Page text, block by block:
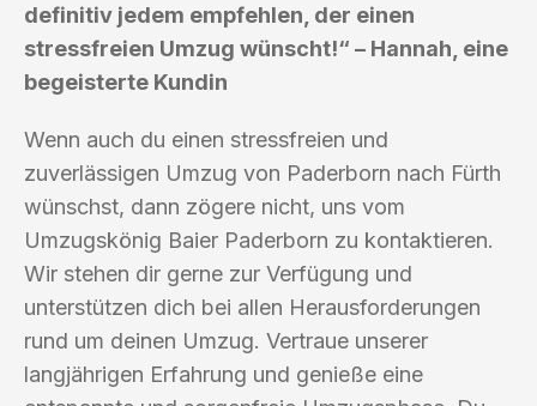
definitiv jedem empfehlen, der einen
stressfreien Umzug wünscht!“ – Hannah, eine
begeisterte Kundin
Wenn auch du einen stressfreien und
zuverlässigen Umzug von Paderborn nach Fürth
wünschst, dann zögere nicht, uns vom
Umzugskönig Baier Paderborn zu kontaktieren.
Wir stehen dir gerne zur Verfügung und
unterstützen dich bei allen Herausforderungen
rund um deinen Umzug. Vertraue unserer
langjährigen Erfahrung und genieße eine